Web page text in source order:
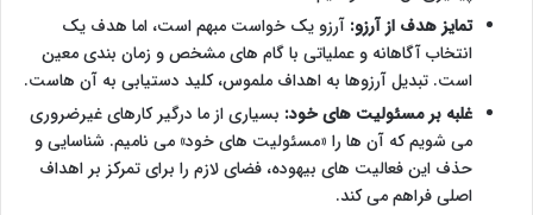
تمایز هدف از آرزو: آرزو یک خواست مبهم است، اما هدف یک
انتخاب آگاهانه و عملیاتی با گام های مشخص و زمان بندی معین
است. تبدیل آرزوها به اهداف ملموس، کلید دستیابی به آن هاست.
غلبه بر مسئولیت های خود: بسیاری از ما درگیر کارهای غیرضروری
می شویم که آن ها را «مسئولیت های خود» می نامیم. شناسایی و
حذف این فعالیت های بیهوده، فضای لازم را برای تمرکز بر اهداف
اصلی فراهم می کند.